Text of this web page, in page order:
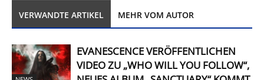
VERWANDTE ARTIKEL MEHR VOM AUTOR
EVANESCENCE VERÖFFENTLICHEN
VIDEO ZU „WHO WILL YOU FOLLOW“,